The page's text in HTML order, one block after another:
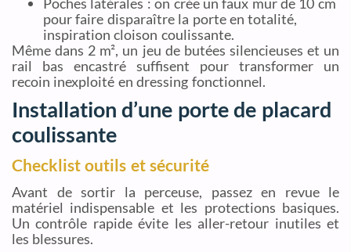
pour faire disparaître la porte en totalité,
inspiration cloison coulissante.
Même dans 2 m², un jeu de butées silencieuses et un
rail bas encastré suffisent pour transformer un
recoin inexploité en dressing fonctionnel.
Installation d’une porte de placard
coulissante
Checklist outils et sécurité
Avant de sortir la perceuse, passez en revue le
matériel indispensable et les protections basiques.
Un contrôle rapide évite les aller-retour inutiles et
les blessures.